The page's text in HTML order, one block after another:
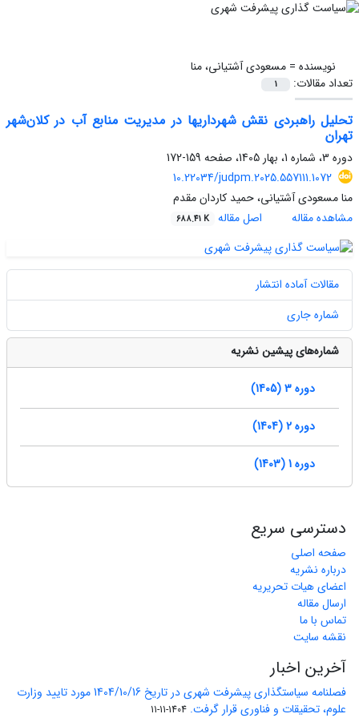
نویسنده =مسعودی آشتیانی، منا
تعداد مقالات:
1
تحلیل راهبردی نقش شهرداری­ها در مدیریت منابع آب در کلان‌شهر
تهران
دوره 3، شماره 1، بهار 1405، صفحه
159-172
10.22034/judpm.2025.557111.1072
منا مسعودی آشتیانی، حمید کاردان مقدم
مشاهده مقاله
اصل مقاله 688.41 K
مقالات آماده انتشار
شماره جاری
شماره‌های پیشین نشریه
دوره 3 (1405)
دوره 2 (1404)
دوره 1 (1403)
دسترسی سریع
صفحه اصلی
درباره نشریه
اعضای هیات تحریریه
ارسال مقاله
تماس با ما
نقشه سایت
آخرین اخبار
فصلنامه سیاستگذاری پیشرفت شهری در تاریخ 1404/10/16 مورد تایید وزارت
علوم، تحقیقات و فناوری قرار گرفت. 1404-11-11